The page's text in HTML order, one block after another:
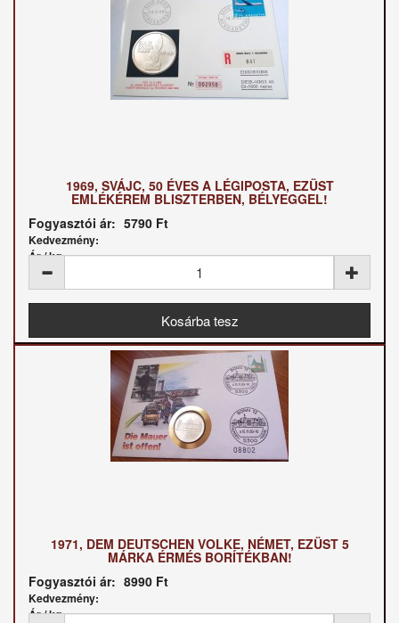
1969, SVÁJC, 50 ÉVES A LÉGIPOSTA, EZÜST
EMLÉKÉREM BLISZTERBEN, BÉLYEGGEL!
Fogyasztói ár: 5790 Ft
Kedvezmény:
Ár / kg:
1971, DEM DEUTSCHEN VOLKE, NÉMET, EZÜST 5
MÁRKA ÉRMÉS BORÍTÉKBAN!
Fogyasztói ár: 8990 Ft
Kedvezmény:
Ár / kg: